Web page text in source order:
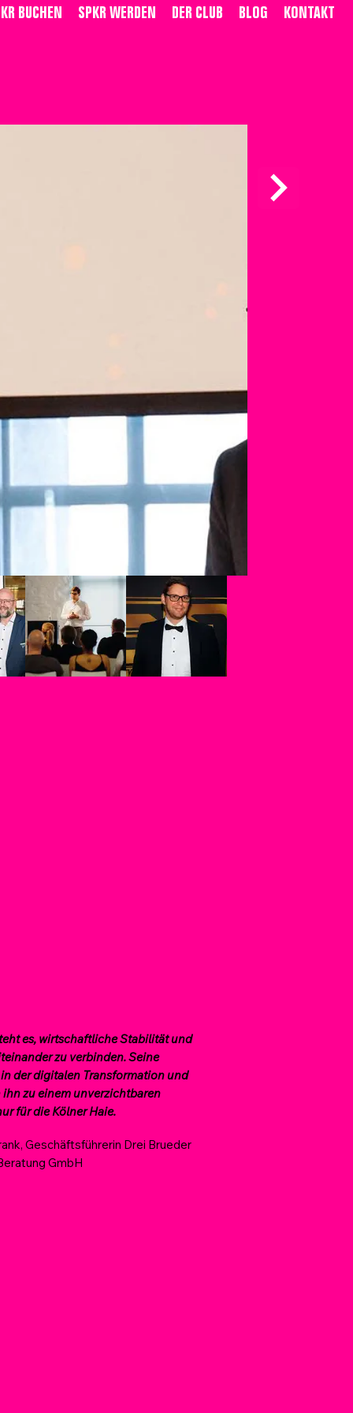
BUCHEN SPKR WERDEN DER CLUB BLOG KONTAKT
es, wirtschaftliche Stabilität und
zu verbinden. Seine
der digitalen Transformation und
zu einem unverzichtbaren
für die Kölner Haie.
Geschäftsführerin Drei Brueder
GmbH